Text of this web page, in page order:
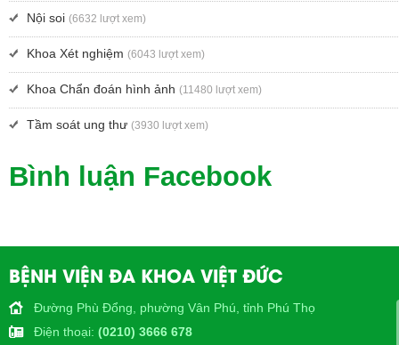
Nội soi (6632 lượt xem)
Khoa Xét nghiệm (6043 lượt xem)
Khoa Chẩn đoán hình ảnh (11480 lượt xem)
Tầm soát ung thư (3930 lượt xem)
Bình luận Facebook
BỆNH VIỆN ĐA KHOA VIỆT ĐỨC
Đường Phù Đổng, phường Vân Phú, tỉnh Phú Thọ
Điện thoại: (0210) 3666 678